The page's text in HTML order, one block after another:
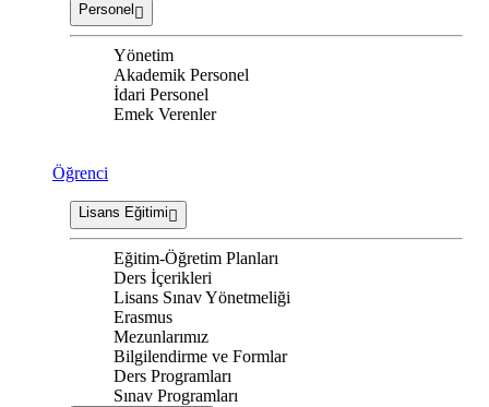
Personel
Yönetim
Akademik Personel
İdari Personel
Emek Verenler
Öğrenci
Lisans Eğitimi
Eğitim-Öğretim Planları
Ders İçerikleri
Lisans Sınav Yönetmeliği
Erasmus
Mezunlarımız
Bilgilendirme ve Formlar
Ders Programları
Sınav Programları